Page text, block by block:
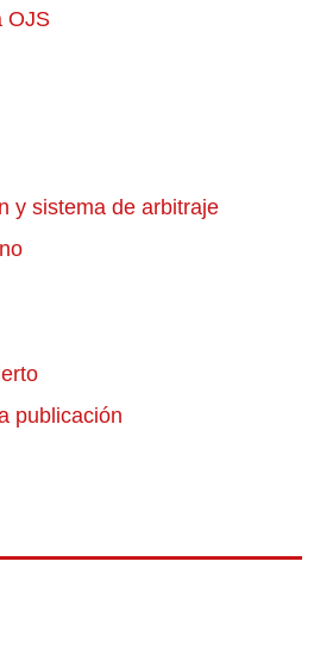
OJS
y sistema de arbitraje
publicación